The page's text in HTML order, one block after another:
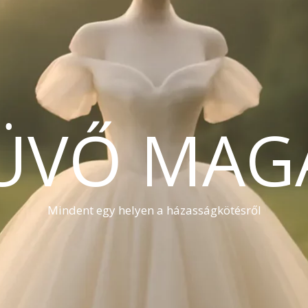
Mindent egy helyen a házasságkötésről